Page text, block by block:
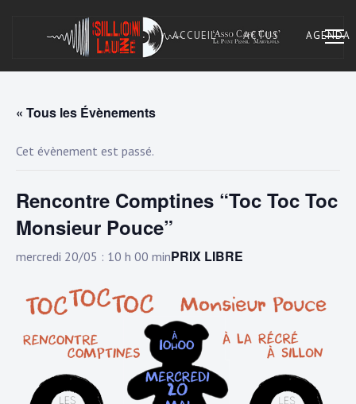
SILLON LAUZÉ
Asso Café Cult. À Marvejols, Lozère.
ACCUEIL ACTUS AGENDA
« Tous les Évènements
Cet évènement est passé.
Rencontre Comptines “Toc Toc Toc
Monsieur Pouce”
mercredi 20/05 : 10 h 00 minPRIX LIBRE